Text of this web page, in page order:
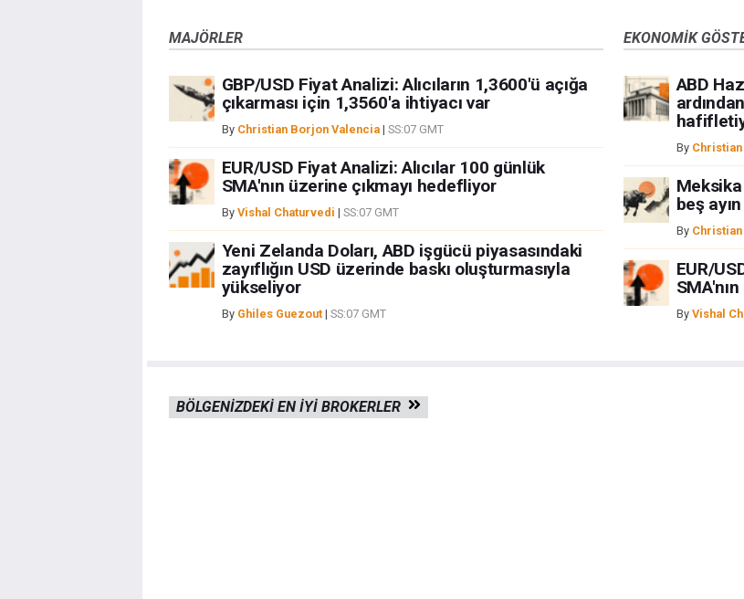
MAJÖRLER
GBP/USD Fiyat Analizi: Alıcıların 1,3600'ü açığa
çıkarması için 1,3560'a ihtiyacı var
By Christian Borjon Valencia| SS:07 GMT
EUR/USD Fiyat Analizi: Alıcılar 100 günlük
SMA'nın üzerine çıkmayı hedefliyor
By Vishal Chaturvedi | SS:07 GMT
Yeni Zelanda Doları, ABD işgücü piyasasındaki
zayıflığın USD üzerinde baskı oluşturmasıyla
yükseliyor
By Ghiles Guezout| SS:07 GMT
EKONOMIK
ABD
By
beş
By
EUR/
By Vishal
BÖLGENIZDEKI EN IYI BROKERLER